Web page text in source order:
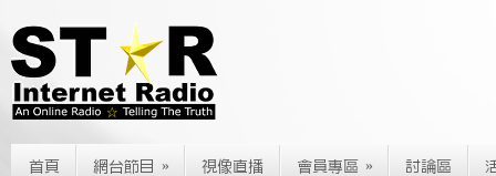
首頁 網台節目 » 視像直播 會員專區 » 討論區